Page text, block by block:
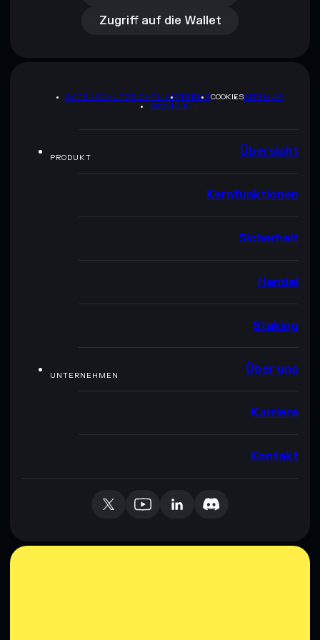
Zugriff auf die Wallet
DATENSCHUTZRICHTLINIETERMSCOOKIESSITEMAP
BRAND-KIT
PRODUKT Übersicht
Kernfunktionen
Sicherheit
Handel
Staking
UNTERNEHMEN Über uns
Karriere
Kontakt